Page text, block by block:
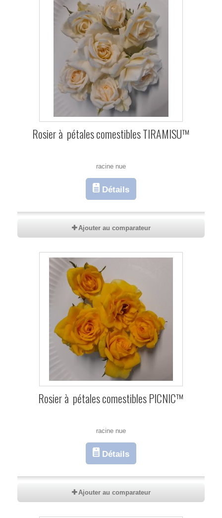
Rosier à pétales comestibles TIRAMISU™
racine nue
Détails
Ajouter au comparateur
Rosier à pétales comestibles PICNIC™
racine nue
Détails
Ajouter au comparateur